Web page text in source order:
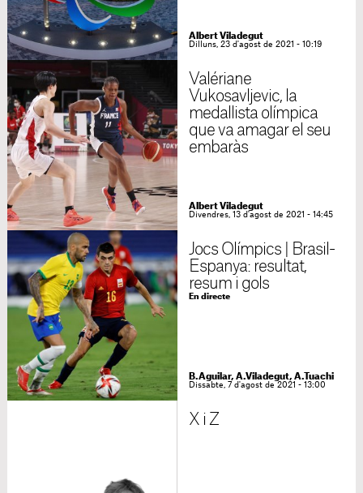
Albert Viladegut
Dilluns, 23 d'agost de 2021 - 10:19
Valériane
Vukosavljevic, la
medallista olímpica
que va amagar el seu
embaràs
Albert Viladegut
Divendres, 13 d'agost de 2021 - 14:45
Jocs Olímpics | Brasil-
Espanya: resultat,
resum i gols
En directe
B.Aguilar, A.Viladegut, A.Tuachi
Dissabte, 7 d'agost de 2021 - 13:00
X i Z